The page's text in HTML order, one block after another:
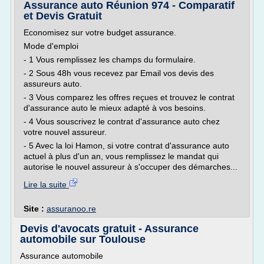
Assurance auto Réunion 974 - Comparatif
et Devis Gratuit
Economisez sur votre budget assurance.
Mode d'emploi
- 1 Vous remplissez les champs du formulaire.
- 2 Sous 48h vous recevez par Email vos devis des
assureurs auto.
- 3 Vous comparez les offres reçues et trouvez le contrat
d'assurance auto le mieux adapté à vos besoins.
- 4 Vous souscrivez le contrat d'assurance auto chez
votre nouvel assureur.
- 5 Avec la loi Hamon, si votre contrat d'assurance auto
actuel à plus d'un an, vous remplissez le mandat qui
autorise le nouvel assureur à s'occuper des démarches...
Lire la suite
Site : assuranoo.re
Devis d'avocats gratuit - Assurance
automobile sur Toulouse
Assurance automobile